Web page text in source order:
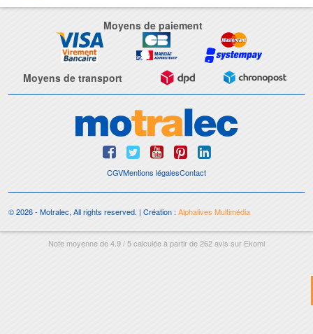
Moyens de paiement
Moyens de transport
CGVMentions légalesContact
© 2026 - Motralec, All rights reserved. | Création : Alphalives Multimédia
Note moyenne de4.9/5calculée à partir de262avis sur Ekomi